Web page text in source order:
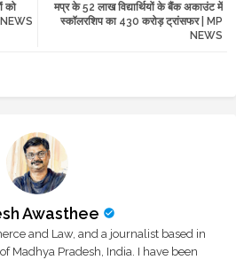
tte ats
मप्र के 52 लाख विद्यार्थियों के बैंक अकाउंट में
स्कॉलरशिप का 430 करोड़ ट्रांसफर | MP
NEWS
को
Awasthee
and Law, and a journalist based in
Madhya Pradesh, India. I have been